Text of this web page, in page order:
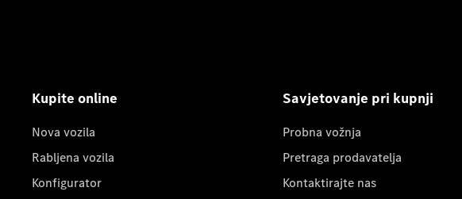
Kupite online
Nova vozila
Rabljena vozila
Konfigurator
Savjetovanje pri kupnji
Probna vožnja
Pretraga prodavatelja
Kontaktirajte nas